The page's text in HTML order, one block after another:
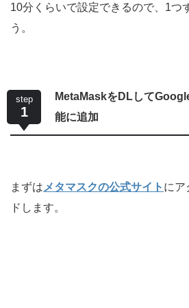
10分くらいで設定できるので、1つ
う。
step
1
MetaMaskをDLして
能に追加
まずは メタマスクの公式サイト にア
ドします。